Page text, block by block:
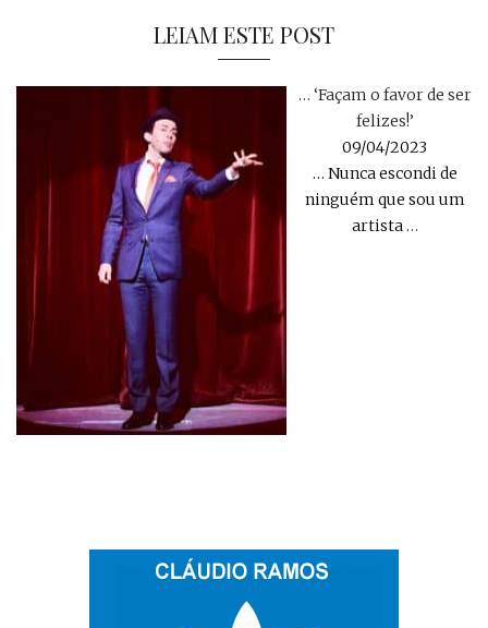
LEIAM ESTE POST
… ‘Façam o favor de ser
felizes!’
09/04/2023
… Nunca escondi de
ninguém que sou um
artista…